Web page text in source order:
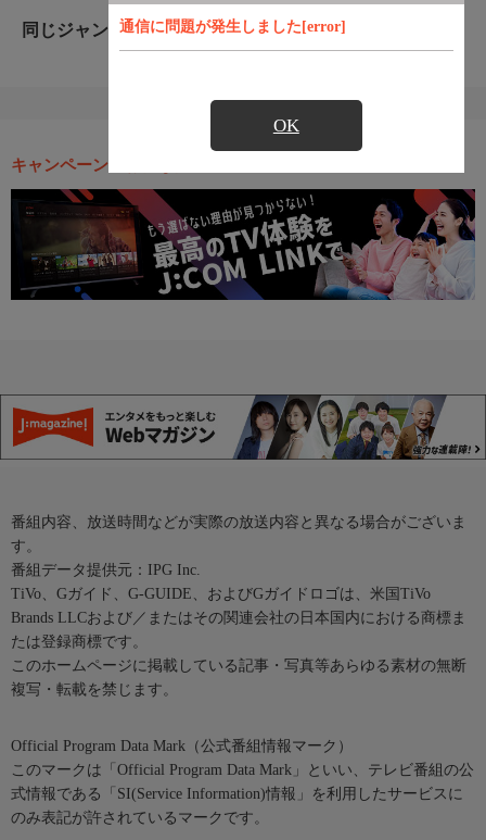
通信に問題が発生しました[error]
OK
同じジャンルのおすすめ番組
キャンペーン・お得な情報
番組内容、放送時間などが実際の放送内容と異なる場合がございま
す。
番組データ提供元：IPG Inc.
TiVo、Gガイド、G-GUIDE、およびGガイドロゴは、米国TiVo
Brands LLCおよび／またはその関連会社の日本国内における商標ま
たは登録商標です。
このホームページに掲載している記事・写真等あらゆる素材の無断
複写・転載を禁じます。
Official Program Data Mark（公式番組情報マーク）
このマークは「Official Program Data Mark」といい、テレビ番組の公
式情報である「SI(Service Information)情報」を利用したサービスに
のみ表記が許されているマークです。